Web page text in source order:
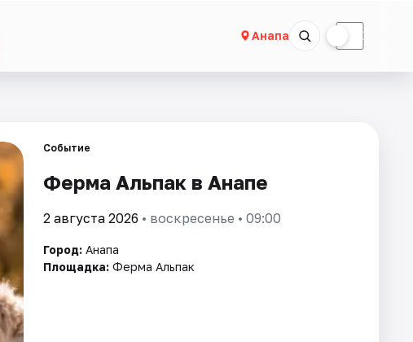
Анапа ☾
Событие
Ферма Альпак в Анапе
2 августа 2026 • воскресенье • 09:00
Город: Анапа
Площадка: Ферма Альпак